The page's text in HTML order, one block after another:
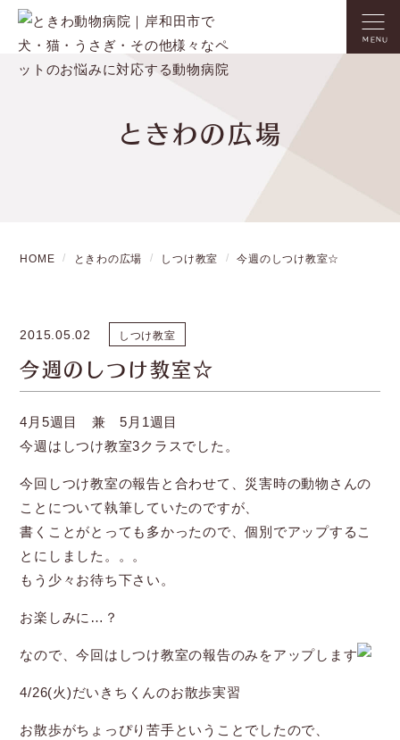
MENU
ときわの広場
HOME ときわの広場 しつけ教室 今週のしつけ教室☆
2015.05.02 しつけ教室
今週のしつけ教室☆
4月5週目 兼 5月1週目
今週はしつけ教室3クラスでした。
今回しつけ教室の報告と合わせて、災害時の動物さんの
ことについて執筆していたのですが、
書くことがとっても多かったので、個別でアップするこ
とにしました。。。
もう少々お待ち下さい。
お楽しみに…？
なので、今回はしつけ教室の報告のみをアップします
4/26(火)だいきちくんのお散歩実習
お散歩がちょっぴり苦手ということでしたので、